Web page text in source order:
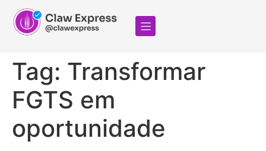
Tag: Transformar
FGTS em
oportunidade